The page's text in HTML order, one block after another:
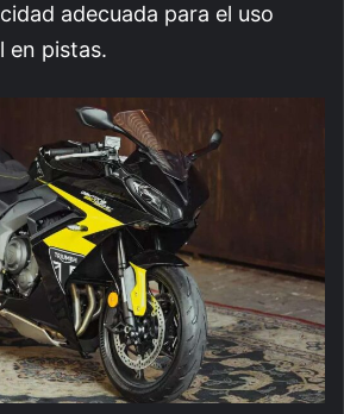
adecuada para el uso
en pistas.